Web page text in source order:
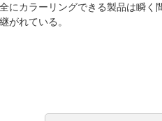
にカラーリングできる製品は瞬く
がれている。